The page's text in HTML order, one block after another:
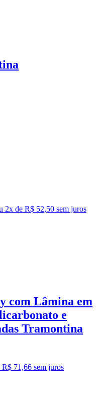
2x de R$ 52,50 sem juros
com Lâmina em
e
Tramontina
R$ 71,66 sem juros